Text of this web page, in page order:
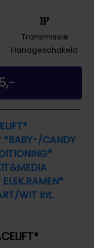
Transmissie
Handgeschakeld